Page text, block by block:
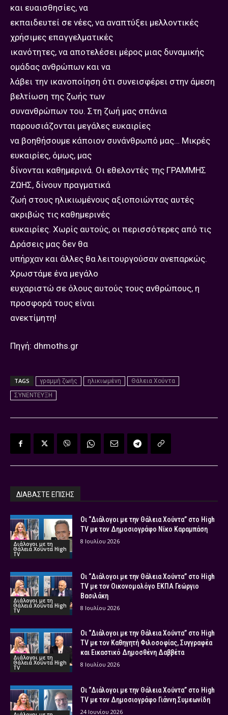
και ευαισθησίες, να
εκπαιδευτεί σε νέες, να αναπτύξει μελλοντικές
χρήσιμες επαγγελματικές
ικανότητες, να αποτελέσει μέρος μιας δυναμικής
ομάδας ανθρώπων και να
λάβει την ικανοποίηση ότι συνεισφέρει στην άμεση
βελτίωση της ζωής των
συνανθρώπων του. Στη ζωή μας σπάνια
παρουσιάζονται μεγάλες ευκαιρίες
να βοηθήσουμε κάποιον συνάνθρωπό μας… Μικρές
ευκαιρίες, όμως, μας
δίνονται καθημερινά. Οι εθελοντές της ΓΡΑΜΜΗΣ
ΖΩΗΣ, δίνουν πραγματικά
ζωή στους ηλικιωμένους αξιοποιώντας αυτές
ακριβώς τις καθημερινές
ευκαιρίες. Χωρίς αυτούς, οι περισσότερες από τις
Δράσεις μας δεν θα
υπήρχαν και άλλες θα λειτουργούσαν ανεπαρκώς.
Χρωστάμε ένα μεγάλο
ευχαριστώ σε όλους αυτούς τους ανθρώπους, η
προσφορά τους είναι
ανεκτίμητη!
Πηγή: dhmoths.gr
TAGS γραμμή ζωής ηλικιωμένη
Θάλεια Χούντα
ΣΥΝΕΝΤΕΥΞΗ
ΔΙΑΒΑΣΤΕ ΕΠΙΣΗΣ
Διάλογοι με τη
Θάλεια Χούντα High
TV
Οι “Διάλογοι με την Θάλεια Χούντα” στο High
TV με τον Δημοσιογράφο Νίκο Καραμπάση
8 Ιουλίου 2026
Διάλογοι με τη
Θάλεια Χούντα High
TV
Οι “Διάλογοι με την Θάλεια Χούντα” στο High
TV με τον Οικονομολόγο ΕΚΠΑ Γεώργιο
Βασιλάκη
8 Ιουλίου 2026
Διάλογοι με τη
Θάλεια Χούντα High
TV
Οι “Διάλογοι με την Θάλεια Χούντα” στο High
TV με τον Καθηγητή Φιλοσοφίας, Συγγραφέα
και Εικαστικό Δημοσθένη Δαββέτα
8 Ιουλίου 2026
Οι “Διάλογοι με την Θάλεια Χούντα” στο High
TV με τον Δημοσιογράφο Γιάννη Συμεωνίδη
24 Ιουνίου 2026